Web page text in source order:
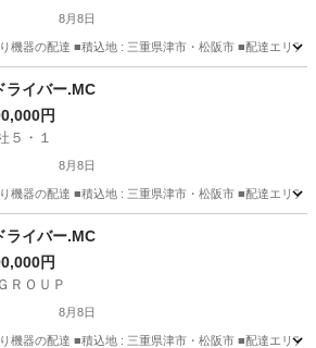
8月8日
機器の配達 ■積込地 : 三重県津市・松阪市 ■配達エリ
フリーター
ライバー.MC
円
５・１
8月8日
機器の配達 ■積込地 : 三重県津市・松阪市 ■配達エリ
フリーター
ライバー.MC
円
ＲＯＵＰ
8月8日
機器の配達 ■積込地 : 三重県津市・松阪市 ■配達エリ